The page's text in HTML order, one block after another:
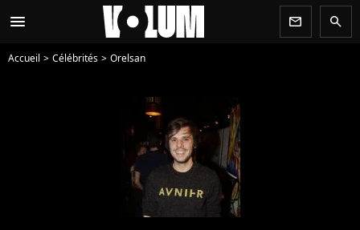
menu newsletter search
Accueil Célébrités Orelsan